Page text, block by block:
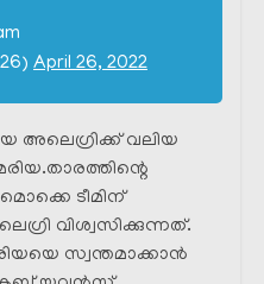
April 26, 2022
അലെഗ്രിക്ക് വലിയ
ടീമിന്
വിശ്വസിക്കുന്നത്.
സ്വന്തമാക്കാൻ